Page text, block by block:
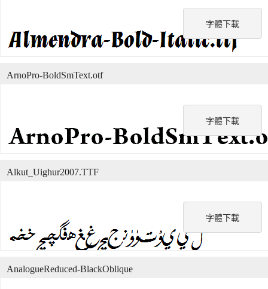
字體下載
字體下載
ArnoPro-BoldSmText.otf
字體下載
Alkut_Uighur2007.TTF
AnalogueReduced-BlackOblique